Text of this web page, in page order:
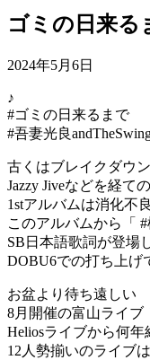
ゴミの日来る
2024年5月6日
♪
#ゴミの日来るまで
#吾妻光良
古くはブレイクダウ
Jazzy Jiveなどを経て
1stアルバムは消化不
このアルバムから「
SB日本語歌詞が登場
DOBU6での打ち上げ
お盆より待ち遠しい
8月開催の富山ライ
Heliosライブから何年
12人勢揃いのライブ